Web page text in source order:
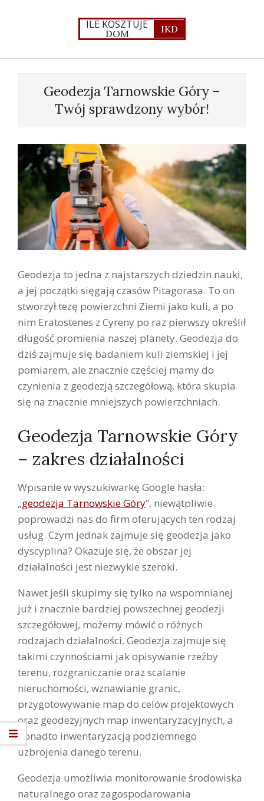
ILE KOSZTUJE
DOM IKD
Geodezja Tarnowskie Góry –
Twój sprawdzony wybór!
Geodezja to jedna z najstarszych dziedzin nauki,
a jej początki sięgają czasów Pitagorasa. To on
stworzył tezę powierzchni Ziemi jako kuli, a po
nim Eratostenes z Cyreny po raz pierwszy określił
długość promienia naszej planety. Geodezja do
dziś zajmuje się badaniem kuli ziemskiej i jej
pomiarem, ale znacznie częściej mamy do
czynienia z geodezją szczegółową, która skupia
się na znacznie mniejszych powierzchniach.
Geodezja Tarnowskie Góry
– zakres działalności
Wpisanie w wyszukiwarkę Google hasła:
„geodezja Tarnowskie Góry”, niewątpliwie
poprowadzi nas do firm oferujących ten rodzaj
usług. Czym jednak zajmuje się geodezja jako
dyscyplina? Okazuje się, że obszar jej
działalności jest niezwykle szeroki.
Nawet jeśli skupimy się tylko na wspomnianej
już i znacznie bardziej powszechnej geodezji
szczegółowej, możemy mówić o różnych
rodzajach działalności. Geodezja zajmuje się
takimi czynnościami jak opisywanie rzeźby
terenu, rozgraniczanie oraz scalanie
nieruchomości, wznawianie granic,
przygotowywanie map do celów projektowych
oraz geodezyjnych map inwentaryzacyjnych, a
ponadto inwentaryzacją podziemnego
uzbrojenia danego terenu.
Geodezja umożliwia monitorowanie środowiska
naturalnego oraz zagospodarowania